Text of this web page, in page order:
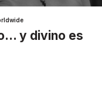
y divino es